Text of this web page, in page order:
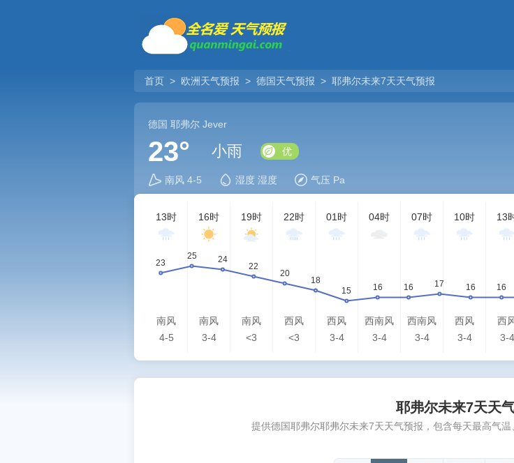
首页 > 欧洲天气预报 > 德国天气预报 > 耶弗尔未来7天天气预报
德国 耶弗尔 Jever
23° 小雨 优
南风 4-5 湿度 湿度 气压 Pa
13时
南风
4-5
16时
南风
3-4
19时
南风
<3
22时
西风
<3
01时
西风
3-4
04时
西南风
3-4
07时
西南风
3-4
10时
西风
3-4
13
西
3-4
耶弗尔未来7天天
提供德国耶弗尔耶弗尔未来7天天气预报，包含每天最高气